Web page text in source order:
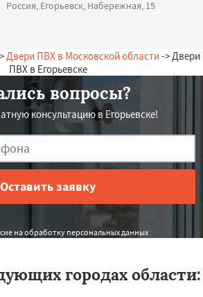
Россия, Егорьевск, Набережная, 15
Двери ПВХ в Московской области-> Двери
ПВХ в Егорьевске
вопросы?
консультацию в Егорьевске!
на обработку персональных данных
городах области: